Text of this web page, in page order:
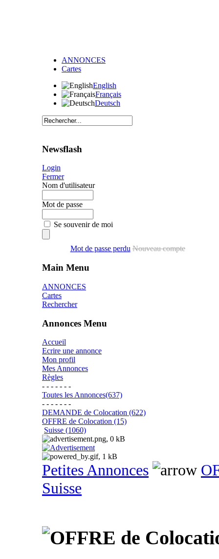
ANNONCES
Cartes
English
Français
Deutsch
Newsflash
Login
Fermer
Nom d'utilisateur
Mot de passe
Se souvenir de moi
Mot de passe perdu Nouveau compte
Main Menu
ANNONCES
Cartes
Rechercher
Annonces Menu
Accueil
Ecrire une annonce
Mon profil
Mes Annonces
Règles
- - - - - - -
Toutes les Annonces(637)
- - - - - - -
DEMANDE de Colocation (622)
OFFRE de Colocation (15)
Suisse (1060)
Petites Annonces
Suisse